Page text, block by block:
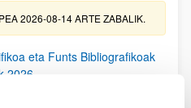
2026-08-14 ARTE ZABALIK.
eta Funts Bibliografikoak
2026